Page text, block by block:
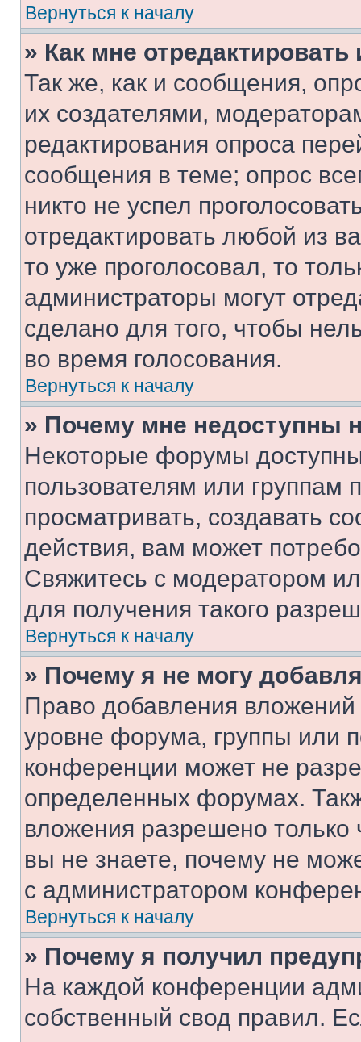
Вернуться к началу
» Как мне
Так же, как и сообщения,
их создателями,
редактирования опроса
сообщения в теме; опрос
никто не успел
отредактировать любой из
то уже проголосовал, то
администраторы могут
сделано для того, чтобы
во время голосования.
Вернуться к началу
» Почему мне недоступны
Некоторые форумы
пользователям или группам
просматривать, создавать
действия, вам может
Свяжитесь с модератором
для получения такого
Вернуться к началу
» Почему я не могу
Право добавления
уровне форума, группы или
конференции может не
определенных форумах.
вложения разрешено
вы не знаете, почему не
с администратором
Вернуться к началу
» Почему я получил
На каждой конференции
собственный свод правил.